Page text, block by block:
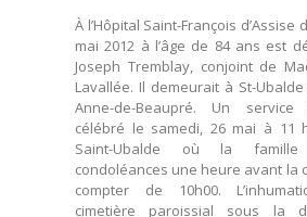
À l’Hôpital Saint-François d’Assise
mai 2012 à l’âge de 84 ans est
Joseph Tremblay, conjoint de
Lavallée. Il demeurait à St-
Anne-de-Beaupré. Un
célébré le samedi, 26 mai à 11
Saint-Ubalde où la
condoléances une heure avant la
compter de 10h00.
cimetière paroissial sous la